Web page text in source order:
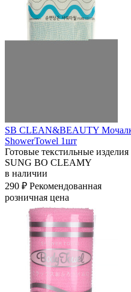
SB CLEAN&BEAUTY
ShowerTowel 1шт
Готовые текстильные изделия
SUNG BO CLEAMY
в наличии
290 ₽ Рекомендованная
розничная цена